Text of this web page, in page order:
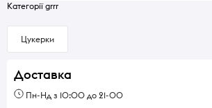
Категорії grrr
Цукерки
Доставка
Пн-Нд з 10:00 до 21-00